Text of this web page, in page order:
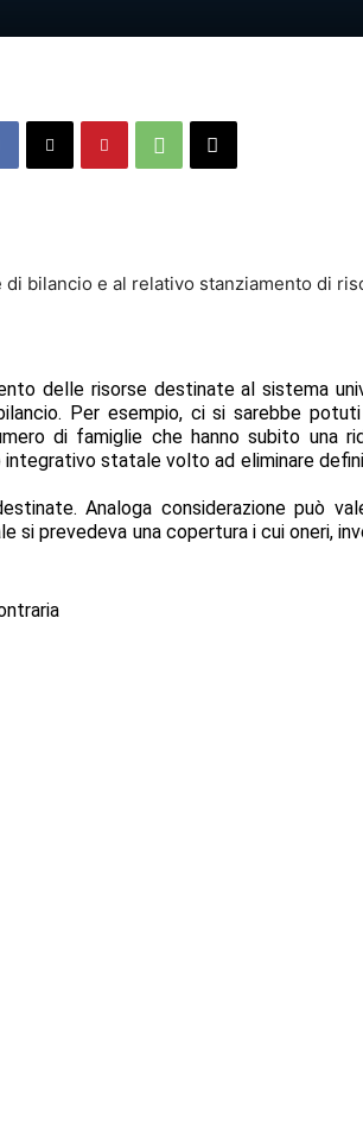
bilancio e al relativo stanziamento di
delle risorse destinate al sistema
Per esempio, ci si sarebbe
di famiglie che hanno subito una
statale volto ad eliminare
Analoga considerazione può
prevedeva una copertura i cui oneri,